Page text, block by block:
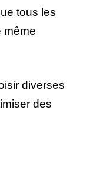
tous les
même
diverses
des